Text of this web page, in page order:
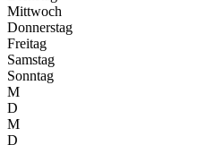
Mittwoch
Donnerstag
Freitag
Samstag
Sonntag
M
D
M
D